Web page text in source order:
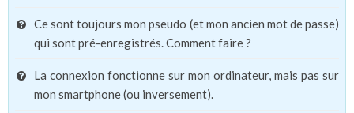
Ce sont toujours mon pseudo (et mon ancien mot de passe)
qui sont pré-enregistrés. Comment faire ?
La connexion fonctionne sur mon ordinateur, mais pas sur
mon smartphone (ou inversement).